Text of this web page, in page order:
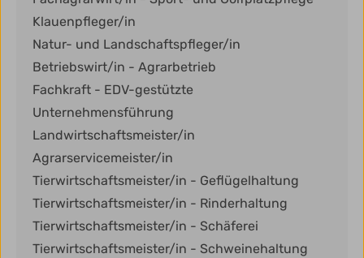
Klauenpfleger/in
Natur- und Landschaftspfleger/in
Betriebswirt/in - Agrarbetrieb
Fachkraft - EDV-gestützte
Unternehmensführung
Landwirtschaftsmeister/in
Agrarservicemeister/in
Tierwirtschaftsmeister/in - Geflügelhaltung
Tierwirtschaftsmeister/in - Rinderhaltung
Tierwirtschaftsmeister/in - Schäferei
Tierwirtschaftsmeister/in - Schweinehaltung